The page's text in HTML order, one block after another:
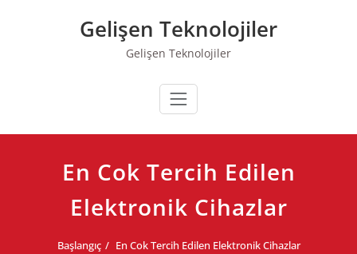
Gelişen Teknolojiler
Gelişen Teknolojiler
En Cok Tercih Edilen
Elektronik Cihazlar
Başlangıç En Cok Tercih Edilen Elektronik Cihazlar